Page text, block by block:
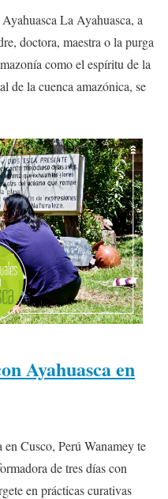
La Ayahuasca, a
doctora, maestra o la purga
como el espíritu de la
de la cuenca amazónica, se
Ayahuasca en
Cusco, Perú Wanamey te
de tres días con
en prácticas curativas